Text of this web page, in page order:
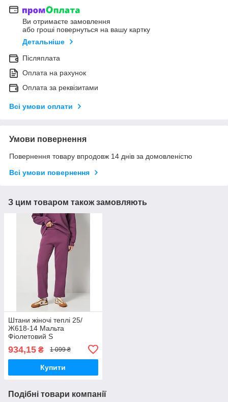
Ви отримаєте замовлення
або гроші повернуться на вашу картку
Детальніше
Післяплата
Оплата на рахунок
Оплата за реквізитами
Всі умови оплати
Умови повернення
Повернення товару впродовж 14 днів за домовленістю
Всі умови повернення
З цим товаром також замовляють
Штани жіночі теплі 25/
Ж618-14 Мальта
Фіолетовий S
934,15 ₴ 1 099 ₴
Купити
Подібні товари компанії